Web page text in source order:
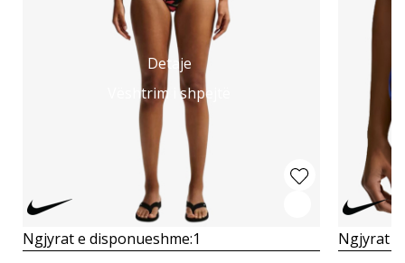
Detaje
Vështrim i shpejtë
Ngjyrat e disponueshme:1 Ngjyrat e